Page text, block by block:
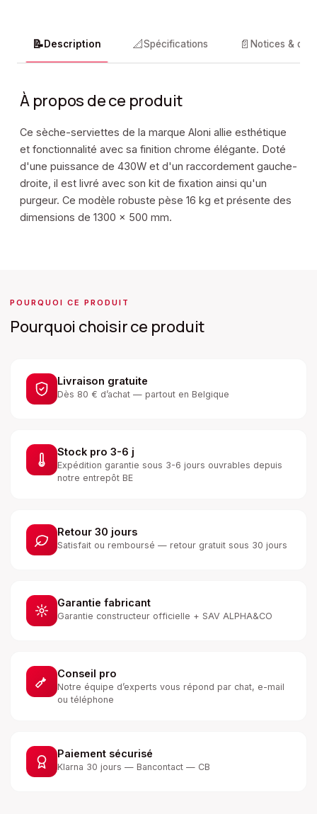
📝Description 📐Spécifications 📄 Notices &
À propos de ce produit
Ce sèche-serviettes de la marque Aloni allie esthétique
et fonctionnalité avec sa finition chrome élégante. Doté
d'une puissance de 430W et d'un raccordement gauche-
droite, il est livré avec son kit de fixation ainsi qu'un
purgeur. Ce modèle robuste pèse 16 kg et présente des
dimensions de 1300 x 500 mm.
POURQUOI CE PRODUIT
Pourquoi choisir ce produit
Livraison gratuite
Dès 80 € d’achat — partout en Belgique
Stock pro 3-6 j
Expédition garantie sous 3-6 jours ouvrables depuis
notre entrepôt BE
Retour 30 jours
Satisfait ou remboursé — retour gratuit sous 30 jours
Garantie fabricant
Garantie constructeur officielle + SAV ALPHA&CO
Conseil pro
Notre équipe d’experts vous répond par chat, e-mail
ou téléphone
Paiement sécurisé
Klarna 30 jours — Bancontact — CB